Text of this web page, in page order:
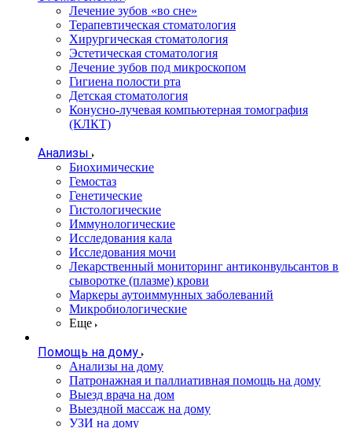
Лечение зубов «во сне»
Терапевтическая стоматология
Хирургическая стоматология
Эстетическая стоматология
Лечение зубов под микроскопом
Гигиена полости рта
Детская стоматология
Конусно-лучевая компьютерная томография
(КЛКТ)
Анализы
Биохимические
Гемостаз
Генетические
Гистологические
Иммунологические
Исследования кала
Исследования мочи
Лекарственный мониторинг антиконвульсантов в
сыворотке (плазме) крови
Маркеры аутоиммунных заболеваний
Микробиологические
Еще
Помощь на дому
Анализы на дому
Патронажная и паллиативная помощь на дому
Выезд врача на дом
Выездной массаж на дому
УЗИ на дому